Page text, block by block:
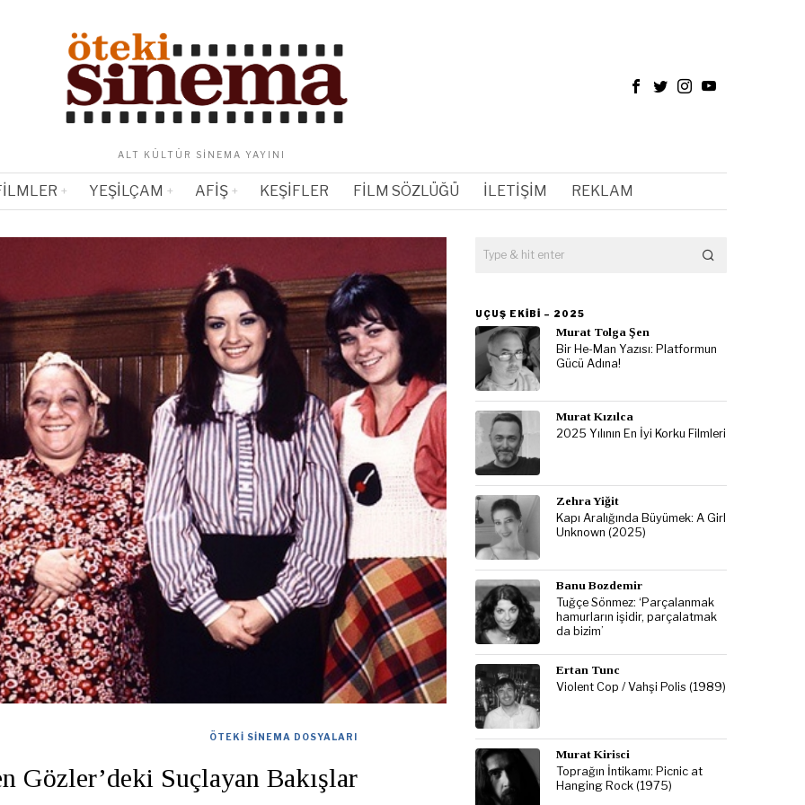
ALT KÜLTÜR SINEMA YAYINI
YEŞILÇAM AFIŞ KEŞIFLER FILM SÖZLÜĞÜ İLETIŞIM REKLAM
ÖTEKI SINEMA DOSYALARI
Gözler’deki Suçlayan Bakışlar
UÇUŞ EKIBI – 2025
Murat Tolga Şen
Bir He-Man Yazısı: Platformun
Gücü Adına!
Murat Kızılca
2025 Yılının En İyi Korku Filmleri
Zehra Yiğit
Kapı Aralığında Büyümek: A Girl
Unknown (2025)
Banu Bozdemir
Tuğçe Sönmez: ‘Parçalanmak
hamurların işidir, parçalatmak
da bizim’
Ertan Tunc
Violent Cop / Vahşi Polis (1989)
Murat Kirisci
Toprağın İntikamı: Picnic at
Hanging Rock (1975)